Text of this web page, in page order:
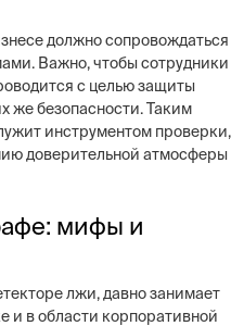
должно сопровождаться
Важно, чтобы сотрудники
с целью защиты
же безопасности. Таким
инструментом проверки,
доверительной атмосферы
мифы и
лжи, давно занимает
и в области корпоративной